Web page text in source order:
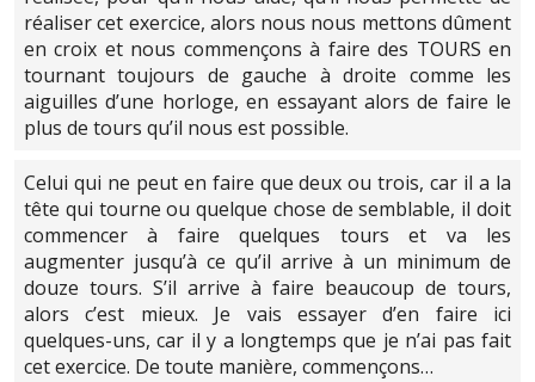
réaliser cet exercice, alors nous nous mettons dûment
en croix et nous commençons à faire des TOURS en
tournant toujours de gauche à droite comme les
aiguilles d’une horloge, en essayant alors de faire le
plus de tours qu’il nous est possible.
Celui qui ne peut en faire que deux ou trois, car il a la
tête qui tourne ou quelque chose de semblable, il doit
commencer à faire quelques tours et va les
augmenter jusqu’à ce qu’il arrive à un minimum de
douze tours. S’il arrive à faire beaucoup de tours,
alors c’est mieux. Je vais essayer d’en faire ici
quelques-uns, car il y a longtemps que je n’ai pas fait
cet exercice. De toute manière, commençons…